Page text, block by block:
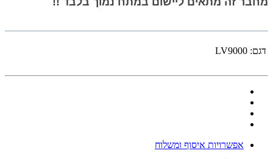
דגם: LV9000
אפשרויות איסוף ומשלוח